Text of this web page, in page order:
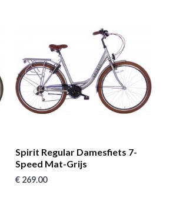
Spirit Regular Damesfiets 7-
Speed Mat-Grijs
€ 269.00